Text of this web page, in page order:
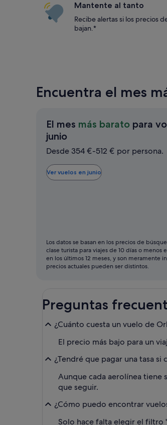
Mantente al tanto
Recibe alertas si los precios
bajan.*
Encuentra el mes
El mes más barato para
junioEl
mes
barato
para
Desde 354 €-512 € por persona.
Ver vuelos en junio
Los datos se basan en los precios de
clase turista para viajes de 10 días o menos
en los últimos 12 meses, y son meramente
precios actuales pueden ser distintos.
Preguntas
¿Cuánto cuesta un vuelo de
El precio más bajo para un
¿Tendré que pagar una tasa si
Aunque cada aerolínea tiene
que seguir.
¿Cómo puedo encontrar
Solo hace falta elegir el filtro